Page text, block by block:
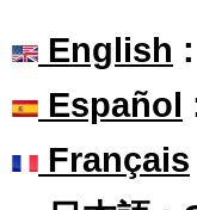
English
Español
Français